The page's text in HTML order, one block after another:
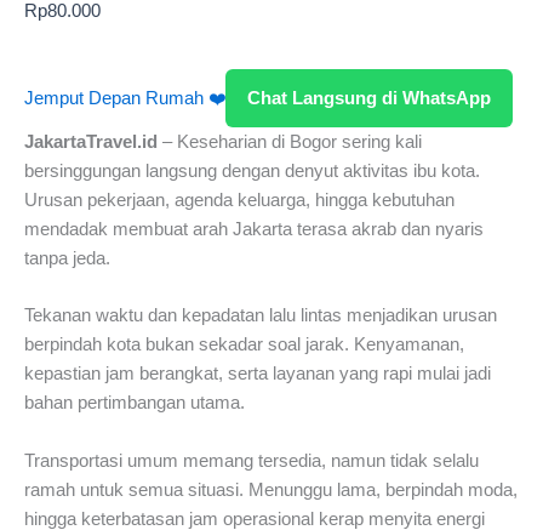
Rp80.000
Jemput Depan Rumah ❤️ Chat Langsung di WhatsApp
JakartaTravel.id – Keseharian di Bogor sering kali
bersinggungan langsung dengan denyut aktivitas ibu kota.
Urusan pekerjaan, agenda keluarga, hingga kebutuhan
mendadak membuat arah Jakarta terasa akrab dan nyaris
tanpa jeda.
Tekanan waktu dan kepadatan lalu lintas menjadikan urusan
berpindah kota bukan sekadar soal jarak. Kenyamanan,
kepastian jam berangkat, serta layanan yang rapi mulai jadi
bahan pertimbangan utama.
Transportasi umum memang tersedia, namun tidak selalu
ramah untuk semua situasi. Menunggu lama, berpindah moda,
hingga keterbatasan jam operasional kerap menyita energi